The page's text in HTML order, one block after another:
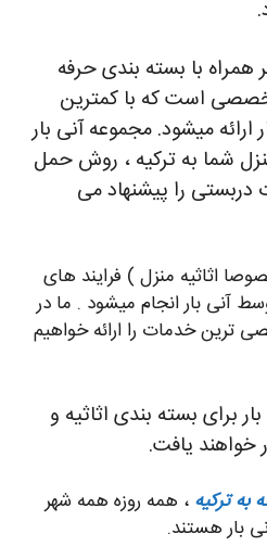
همراه با بسته بندی حرفه
است که با کمترین
ارائه میشود. مجموعه آنی بار
شما به ترکیه ، روش حمل
دربستی را پیشنهاد می
اثاثیه منزل ) فرایند های
آنی بار انجام میشود . ما در
ترین خدمات را ارائه خواهیم
برای بسته بندی اثاثیه و
یافت.
به ترکیه ، همه روزه همه شهر
بار هستند.